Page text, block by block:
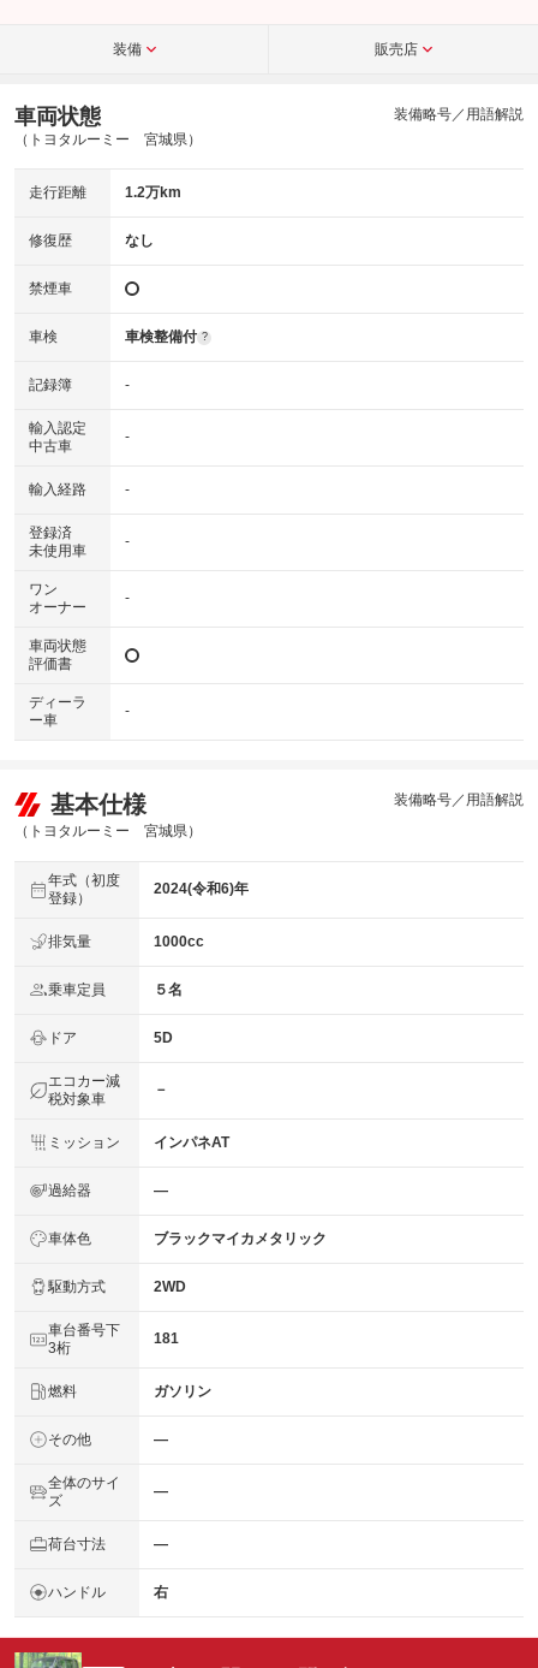
装備 販売店
車両状態
（トヨタルーミー 宮城県）
装備略号／用語解説
走行距離 1.2万km
修復歴 なし
禁煙車
車検 車検整備付 ?
記録簿 -
輸入認定
中古車
-
輸入経路 -
登録済
未使用車
-
ワン
オーナー
-
車両状態
評価書
ディーラ
ー車
-
基本仕様
（トヨタルーミー 宮城県）
装備略号／用語解説
年式（初度
登録）
2024(令和6)年
排気量 1000cc
乗車定員 ５名
ドア 5D
エコカー減
税対象車
－
ミッション インパネAT
過給器 ―
車体色 ブラックマイカメタリック
駆動方式 2WD
車台番号下
3桁
181
燃料 ガソリン
その他 ―
全体のサイ
ズ
―
荷台寸法 ―
ハンドル 右